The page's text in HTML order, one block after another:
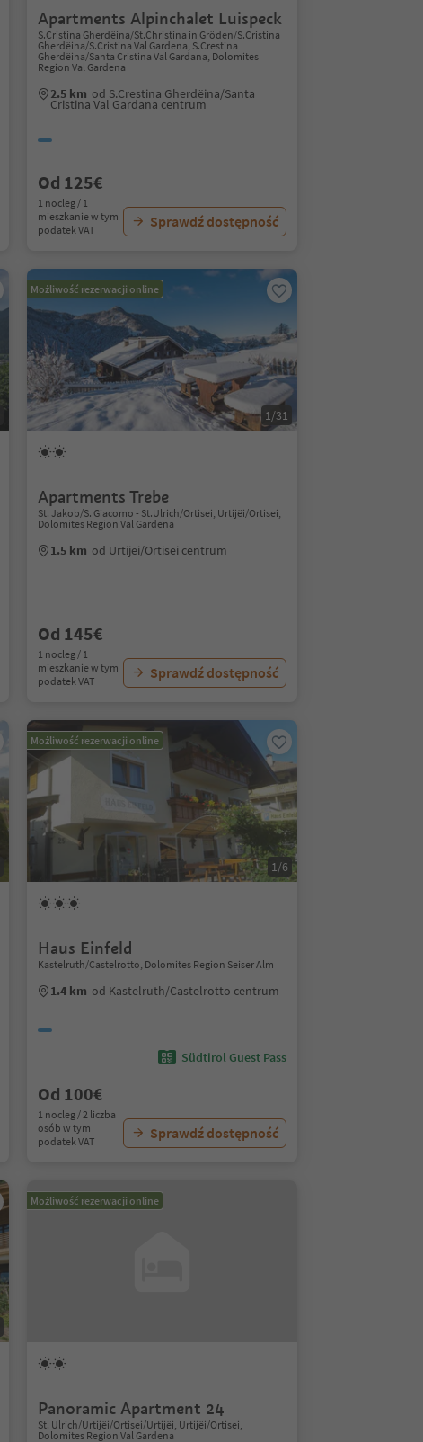
Apartments Alpinchalet Luispeck
S.Cristina Gherdëina/St.Christina in Gröden/S.Cristina
Gherdëina/S.Cristina Val Gardena, S.Crestina
Gherdëina/Santa Cristina Val Gardana, Dolomites
Region Val Gardena
2.5 km od S.Crestina Gherdëina/Santa
Cristina Val Gardana centrum
Od 125€
1 nocleg / 1
mieszkanie w tym
podatek VAT
Sprawdź dostępność
Możliwość rezerwacji online
1/31
Apartments Trebe
St. Jakob/S. Giacomo - St.Ulrich/Ortisei, Urtijëi/Ortisei,
Dolomites Region Val Gardena
1.5 km od Urtijëi/Ortisei centrum
Od 145€
1 nocleg / 1
mieszkanie w tym
podatek VAT
Sprawdź dostępność
Możliwość rezerwacji online
1/6
Haus Einfeld
Kastelruth/Castelrotto, Dolomites Region Seiser Alm
1.4 km od Kastelruth/Castelrotto centrum
Südtirol Guest Pass
Od 100€
1 nocleg / 2 liczba
osób w tym
podatek VAT
Sprawdź dostępność
Możliwość rezerwacji online
Panoramic Apartment 24
St. Ulrich/Urtijëi/Ortisei/Urtijëi, Urtijëi/Ortisei,
Dolomites Region Val Gardena